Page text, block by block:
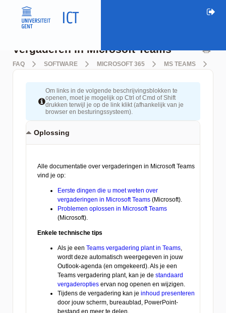
Vergaderen in Microsoft Teams
FAQ SOFTWARE MICROSOFT 365 MS TEAMS
Om links in de volgende beschrijvingsblokken te
openen, moet je mogelijk op Ctrl of Cmd of Shift
drukken terwijl je op de link klikt (afhankelijk van je
browser en besturingssysteem).
Oplossing